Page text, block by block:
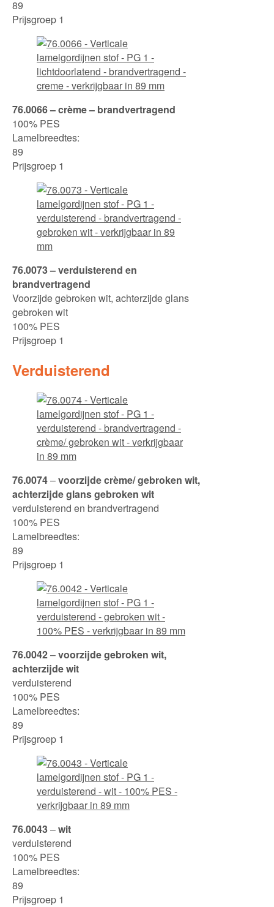
89
Prijsgroep 1
76.0066 – crème – brandvertragend
100% PES
Lamelbreedtes:
89
Prijsgroep 1
76.0073 – verduisterend en
brandvertragend
Voorzijde gebroken wit, achterzijde glans
gebroken wit
100% PES
Prijsgroep 1
Verduisterend
76.0074–voorzijde crème/ gebroken wit,
achterzijde glans gebroken wit
verduisterend en brandvertragend
100% PES
Lamelbreedtes:
89
Prijsgroep 1
76.0042–voorzijde gebroken wit,
achterzijde wit
verduisterend
100% PES
Lamelbreedtes:
89
Prijsgroep 1
76.0043–wit
verduisterend
100% PES
Lamelbreedtes:
89
Prijsgroep 1